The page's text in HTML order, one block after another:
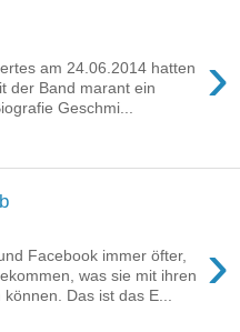
›
am 24.06.2014 hatten
der Band marant ein
Geschmi...
›
Facebook immer öfter,
was sie mit ihren
Das ist das E...